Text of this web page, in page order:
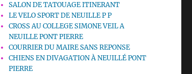
SALON DE TATOUAGE ITINERANT
LE VELO SPORT DE NEUILLE P P
CROSS AU COLLEGE SIMONE VEIL A
NEUILLE PONT PIERRE
COURRIER DU MAIRE SANS REPONSE
CHIENS EN DIVAGATION À NEUILLÉ PONT
PIERRE